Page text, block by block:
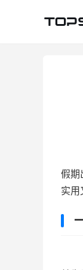
假期
实用